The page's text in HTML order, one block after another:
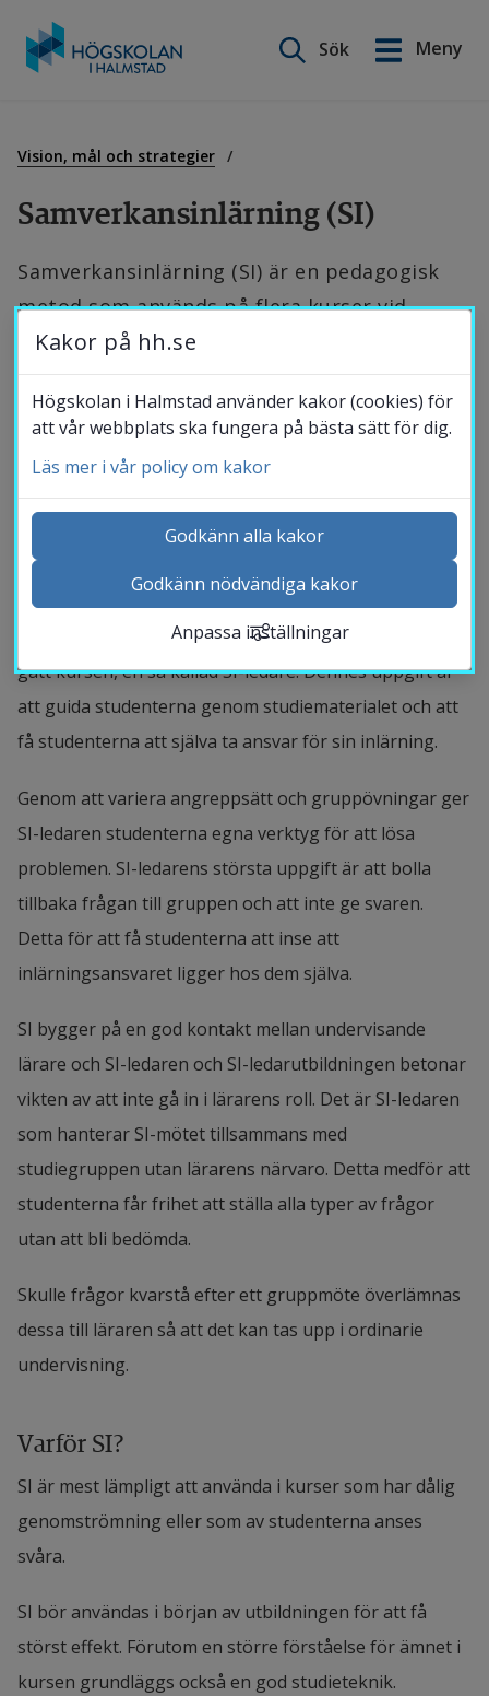
innehåll
Sök
Meny
Vision, mål och strategier
Samverkansinlärning (SI)
Samverkansinlärning (SI) är en pedagogisk
metod som används på flera kurser vid
lärosätet. Det är ett frivilligt komplement till
övrig undervisning och ersätter varken
föreläsningar eller lärarledda
övningstillfällen.
Vad är SI?
SI går i korthet ut på att studenter samlas i
studiegrupper utanför ordinarie schema. SI-möten
sker under ledning av en erfaren student som tidigare
gått kursen, en så kallad SI-ledare. Dennes uppgift är
att guida studenterna genom studiematerialet och att
få studenterna att själva ta ansvar för sin inlärning.
Genom att variera angreppsätt och gruppövningar ger
SI-ledaren studenterna egna verktyg för att lösa
problemen. SI-ledarens största uppgift är att bolla
tillbaka frågan till gruppen och att inte ge svaren.
Detta för att få studenterna att inse att
inlärningsansvaret ligger hos dem själva.
SI bygger på en god kontakt mellan undervisande
lärare och SI-ledaren och SI-ledarutbildningen betonar
vikten av att inte gå in i lärarens roll. Det är SI-ledaren
som hanterar SI-mötet tillsammans med
studiegruppen utan lärarens närvaro. Detta medför att
studenterna får frihet att ställa alla typer av frågor
utan att bli bedömda.
Skulle frågor kvarstå efter ett gruppmöte överlämnas
dessa till läraren så att det kan tas upp i ordinarie
undervisning.
Varför SI?
SI är mest lämpligt att använda i kurser som har dålig
genomströmning eller som av studenterna anses
svåra.
SI bör användas i början av utbildningen för att få
störst effekt. Förutom en större förståelse för ämnet i
kursen grundläggs också en god studieteknik.
English
Utbildning
Forskning
Samverkan
Om Högskolan
Bibliotek
Kontakta och besök oss
Kalender
Sök personal
Studentwebb
Kakor på hh.se
Högskolan i Halmstad använder kakor (cookies) för
att vår webbplats ska fungera på bästa sätt för dig.
Läs mer i vår policy om kakor
Godkänn alla kakor
Godkänn nödvändiga kakor
Anpassa inställningar